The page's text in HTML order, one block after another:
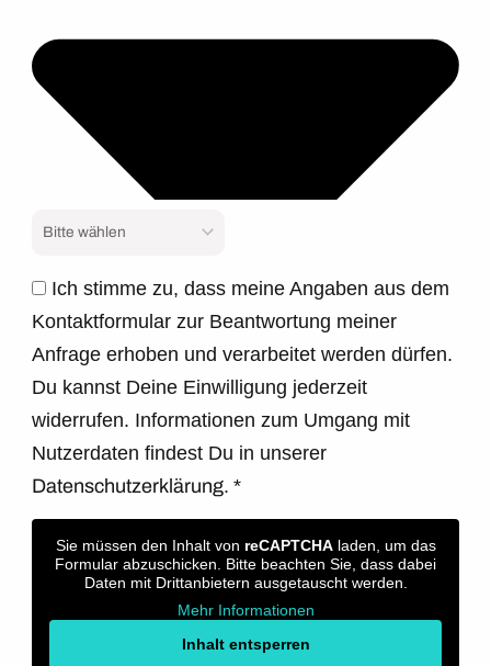
Ich stimme zu, dass meine Angaben aus dem
Kontaktformular zur Beantwortung meiner
Anfrage erhoben und verarbeitet werden dürfen.
Du kannst Deine Einwilligung jederzeit
widerrufen. Informationen zum Umgang mit
Nutzerdaten findest Du in unserer
Datenschutzerklärung.*
Sie müssen den Inhalt von reCAPTCHAladen, um das
Formular abzuschicken. Bitte beachten Sie, dass dabei
Daten mit Drittanbietern ausgetauscht werden.
Mehr Informationen
Inhalt entsperren